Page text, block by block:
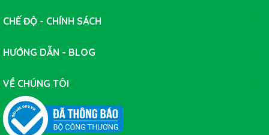
CHẾ ĐỘ - CHÍNH SÁCH
HƯỚNG DẪN - BLOG
VỀ CHÚNG TÔI